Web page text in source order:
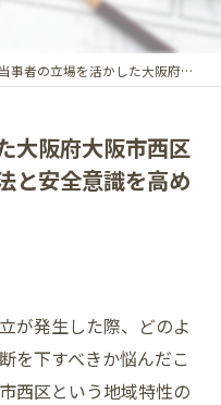
当事者の立場を活かした大阪府大阪市西区での職場トラブル解決法と安全意識を高める実践ガイド
大阪府大阪市西区
と安全意識を高め
が発生した際、どのよ
を下すべきか悩んだこ
西区という地域特性の